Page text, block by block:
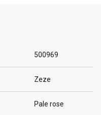
500969
Zeze
Pale rose